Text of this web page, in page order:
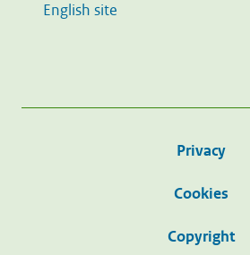
English site
Privacy
Cookies
Copyright